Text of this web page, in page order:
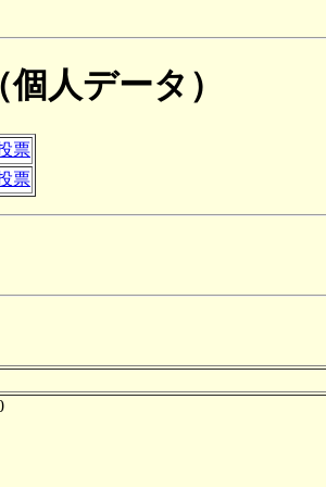
人データ）
票
票